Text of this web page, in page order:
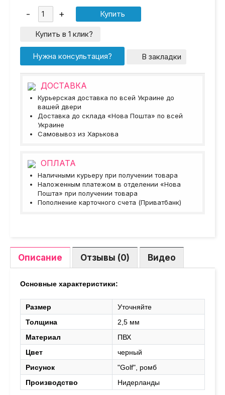
Купить в 1 клик?
Нужна консультация? В закладки
ДОСТАВКА
Курьерская доставка по всей Украине до
вашей двери
Доставка до склада «Нова Пошта» по всей
Украине
Самовывоз из Харькова
ОПЛАТА
Наличными курьеру при получении товара
Наложенным платежом в отделении «Нова
Пошта» при получении товара
Пополнение карточного счета (Приватбанк)
Описание Отзывы (0) Видео
Основные характеристики:
Размер
Уточняйте
Толщина
2,5 мм
Материал
ПВХ
Цвет
черный
Рисунок
"Golf", ромб
Производство
Нидерланды